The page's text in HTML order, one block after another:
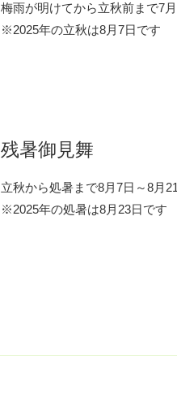
梅雨が明けてから立秋前まで7
※2025年の立秋は8月7日です
残暑御見舞
立秋から処暑まで8月7日～8月
※2025年の処暑は8月23日です